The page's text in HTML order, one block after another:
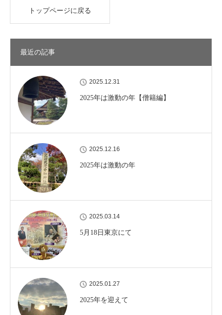
トップページに戻る
最近の記事
2025.12.31
2025年は激動の年【僧籍編】
2025.12.16
2025年は激動の年
2025.03.14
5月18日東京にて
2025.01.27
2025年を迎えて